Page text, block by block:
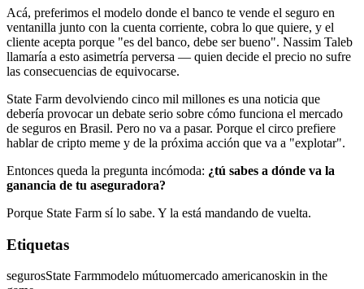
Acá, preferimos el modelo donde el banco te vende el seguro en
ventanilla junto con la cuenta corriente, cobra lo que quiere, y el
cliente acepta porque "es del banco, debe ser bueno". Nassim Taleb
llamaría a esto asimetría perversa — quien decide el precio no sufre
las consecuencias de equivocarse.
State Farm devolviendo cinco mil millones es una noticia que
debería provocar un debate serio sobre cómo funciona el mercado
de seguros en Brasil. Pero no va a pasar. Porque el circo prefiere
hablar de cripto meme y de la próxima acción que va a "explotar".
Entonces queda la pregunta incómoda: ¿tú sabes a dónde va la
ganancia de tu aseguradora?
Porque State Farm sí lo sabe. Y la está mandando de vuelta.
Etiquetas
segurosState Farmmodelo mútuomercado americanoskin in the